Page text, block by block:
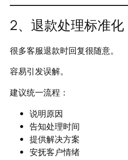
2、退款处理标准化
很多客服退款时回复很随意。
容易引发误解。
建议统一流程：
说明原因
告知处理时间
提供解决方案
安抚客户情绪